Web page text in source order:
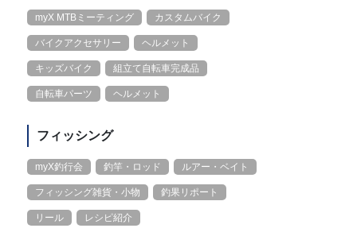
myX MTBミーティング カスタムバイク
バイクアクセサリー ヘルメット
キッズバイク 組立て自転車完成品
自転車パーツ ヘルメット
フィッシング
myX釣行会 釣竿・ロッド ルアー・ベイト
フィッシング雑貨・小物 釣果リポート
リール レシピ紹介